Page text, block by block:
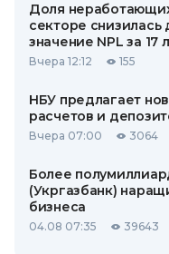
Доля
секторе снизилась
значение NPL за 17
Вчера 12:12 155
НБУ предлагает
расчетов и
Вчера 07:00 3064
Более
(Укргазбанк)
бизнеса
04.08 07:35 39643